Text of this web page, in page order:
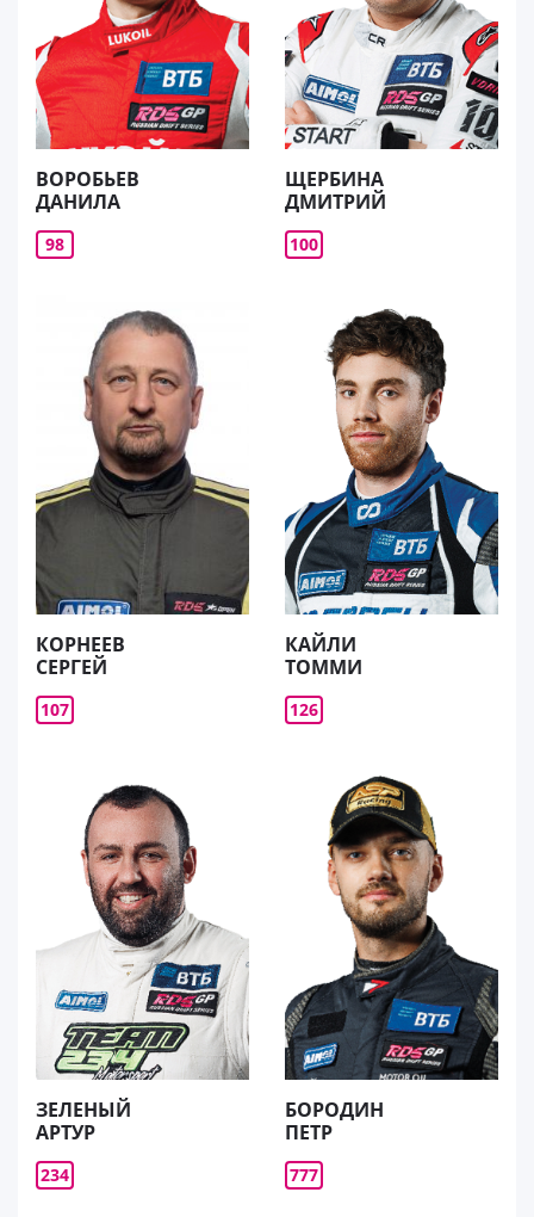
ВОРОБЬЕВ
ДАНИЛА
98
ЩЕРБИНА
ДМИТРИЙ
100
КОРНЕЕВ
СЕРГЕЙ
107
КАЙЛИ
ТОММИ
126
ЗЕЛЕНЫЙ
АРТУР
234
БОРОДИН
ПЕТР
777